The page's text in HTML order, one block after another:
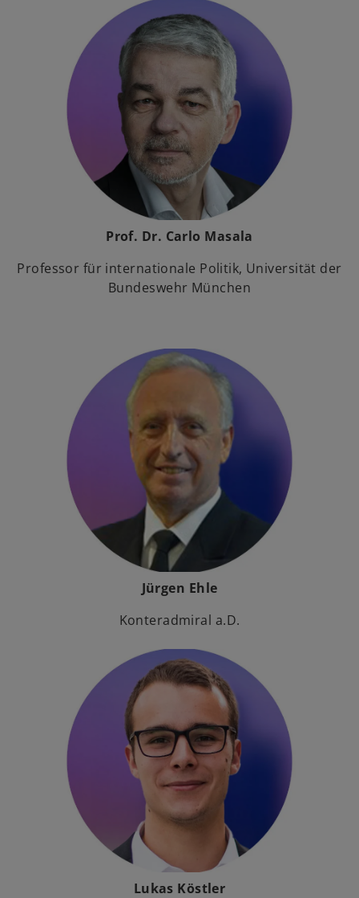
Prof. Dr. Carlo Masala
Professor für internationale Politik, Universität der
Bundeswehr München
Jürgen Ehle
Konteradmiral a.D.
Lukas Köstler